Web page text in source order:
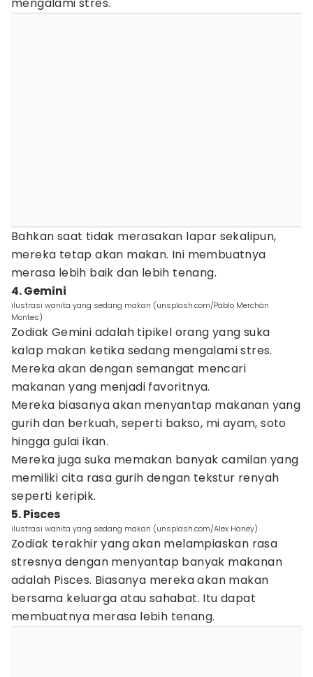
Bahkan saat tidak merasakan lapar sekalipun,
mereka tetap akan makan. Ini membuatnya
merasa lebih baik dan lebih tenang.
4. Gemini
ilustrasi wanita yang sedang makan (unsplash.com/Pablo Merchán
Montes)
Zodiak Gemini adalah tipikel orang yang suka
kalap makan ketika sedang mengalami stres.
Mereka akan dengan semangat mencari
makanan yang menjadi favoritnya.
Mereka biasanya akan menyantap makanan yang
gurih dan berkuah, seperti bakso, mi ayam, soto
hingga gulai ikan.
Mereka juga suka memakan banyak camilan yang
memiliki cita rasa gurih dengan tekstur renyah
seperti keripik.
5. Pisces
ilustrasi wanita yang sedang makan (unsplash.com/Alex Haney)
Zodiak terakhir yang akan melampiaskan rasa
stresnya dengan menyantap banyak makanan
adalah Pisces. Biasanya mereka akan makan
bersama keluarga atau sahabat. Itu dapat
membuatnya merasa lebih tenang.